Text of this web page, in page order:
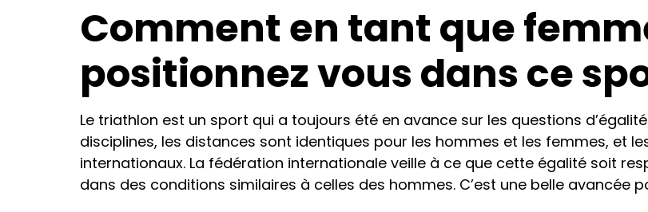
Comment en tant que
positionnez vous dans ce
Le triathlon est un sport qui a toujours été en avance sur les questions
disciplines, les distances sont identiques pour les hommes et les femmes, et
internationaux. La fédération internationale veille à ce que cette égalité soit
dans des conditions similaires à celles des hommes. C’est une belle avancée